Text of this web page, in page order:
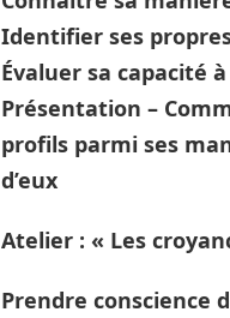
Identifier ses
Évaluer sa capacité
Présentation –
profils parmi ses
d’eux
Atelier : « Les
Prendre conscience